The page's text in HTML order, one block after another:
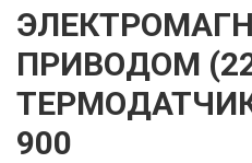
ПРИВОДОМ
900